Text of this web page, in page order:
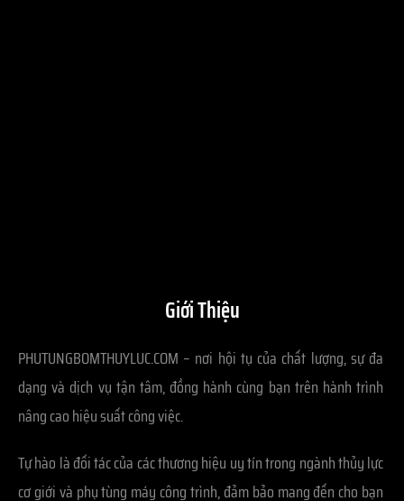
Giới Thiệu
PHUTUNGBOMTHUYLUC.COM – nơi hội tụ của chất lượng, sự đa
dạng và dịch vụ tận tâm, đồng hành cùng bạn trên hành trình
nâng cao hiệu suất công việc.
Tự hào là đối tác của các thương hiệu uy tín trong ngành thủy lực
cơ giới và phụ tùng máy công trình, đảm bảo mang đến cho bạn